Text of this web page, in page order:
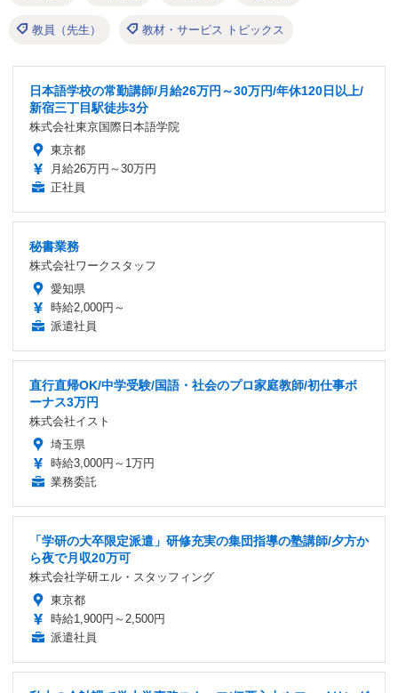
教員（先生） 教材・サービス トピックス
日本語学校の常勤講師/月給26万円～30万円/年休120日以上/
新宿三丁目駅徒歩3分
株式会社東京国際日本語学院
東京都
月給26万円～30万円
正社員
秘書業務
株式会社ワークスタッフ
愛知県
時給2,000円～
派遣社員
直行直帰OK/中学受験/国語・社会のプロ家庭教師/初仕事ボ
ーナス3万円
株式会社イスト
埼玉県
時給3,000円～1万円
業務委託
「学研の大卒限定派遣」研修充実の集団指導の塾講師/夕方か
ら夜で月収20万可
株式会社学研エル・スタッフィング
東京都
時給1,900円～2,500円
派遣社員